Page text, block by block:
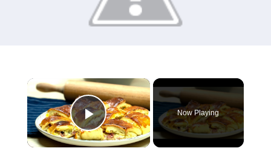
×
Play Video
Now Playing